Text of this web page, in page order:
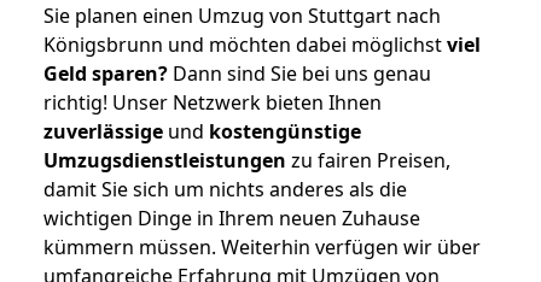
Sie planen einen Umzug von Stuttgart nach
Königsbrunn und möchten dabei möglichstviel
Geld sparen? Dann sind Sie bei uns genau
richtig! Unser Netzwerk bieten Ihnen
zuverlässige und kostengünstige
Umzugsdienstleistungen zu fairen Preisen,
damit Sie sich um nichts anderes als die
wichtigen Dinge in Ihrem neuen Zuhause
kümmern müssen. Weiterhin verfügen wir über
umfangreiche Erfahrung mit Umzügen von